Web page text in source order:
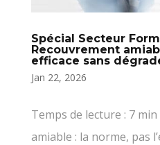
Spécial Secteur
Recouvrement
efficace sans
Jan 22, 2026
Temps de lecture : 7
amiable : la norme, pas